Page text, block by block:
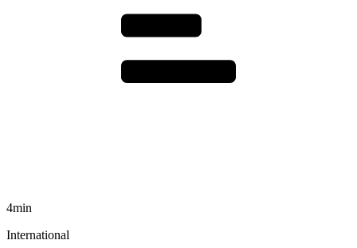
4min
International